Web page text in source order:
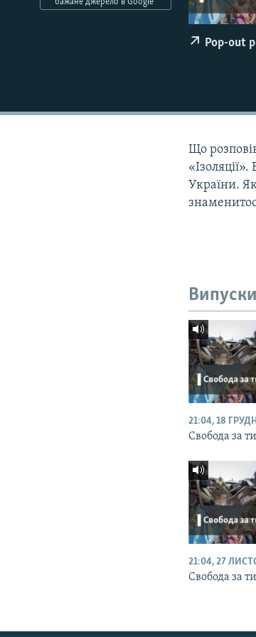
РУС
Pop-out
Що
України. Як
Випуски
21:04, 18
Свобода за
21:04, 27
Свобода за